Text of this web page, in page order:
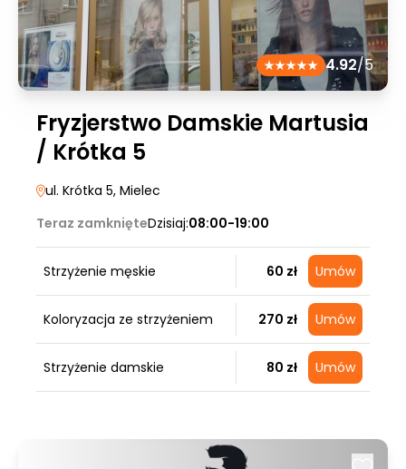
4.92/5
Fryzjerstwo Damskie Martusia
/ Krótka 5
ul. Krótka 5, Mielec
Teraz zamknięteDzisiaj:08:00-19:00
Strzyżenie męskie 60 zł Umów
Koloryzacja ze strzyżeniem 270 zł Umów
Strzyżenie damskie 80 zł Umów